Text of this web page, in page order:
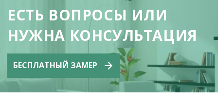
EСТЬ ВОПРОСЫ ИЛИ
НУЖНА КОНСУЛЬТАЦИЯ
БЕСПЛАТНЫЙ ЗАМЕР